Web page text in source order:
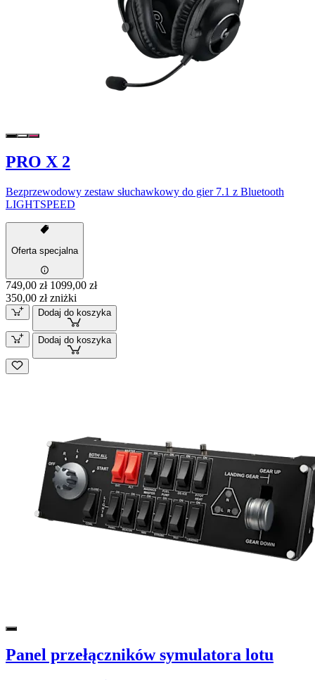
PRO X 2
Bezprzewodowy zestaw słuchawkowy do gier 7.1 z Bluetooth
LIGHTSPEED
Oferta specjalna
749,00 zł 1099,00 zł
350,00 zł zniżki
Dodaj do koszyka
Dodaj do koszyka
Panel przełączników symulatora lotu